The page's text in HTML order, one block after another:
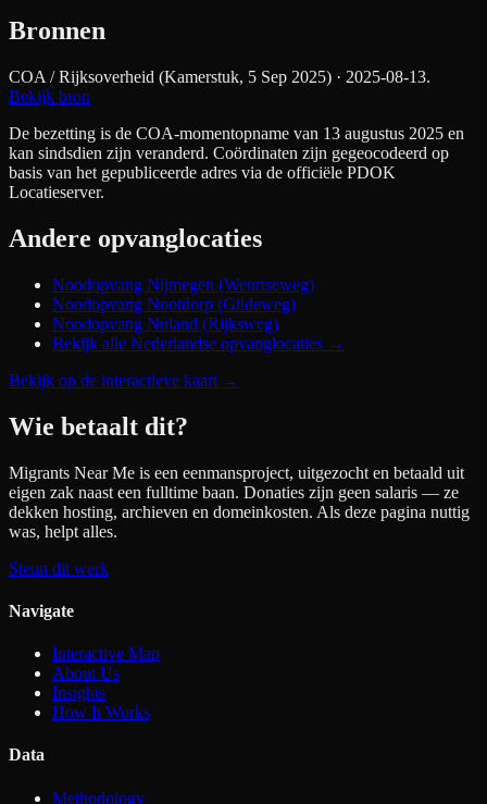
Bronnen
COA / Rijksoverheid (Kamerstuk, 5 Sep 2025) · 2025-08-13.
Bekijk bron
De bezetting is de COA-momentopname van 13 augustus 2025 en
kan sindsdien zijn veranderd. Coördinaten zijn gegeocodeerd op
basis van het gepubliceerde adres via de officiële PDOK
Locatieserver.
Andere opvanglocaties
Noodopvang Nijmegen (Weurtseweg)
Noodopvang Nootdorp (Gildeweg)
Noodopvang Nuland (Rijksweg)
Bekijk alle Nederlandse opvanglocaties →
Bekijk op de interactieve kaart →
Wie betaalt dit?
Migrants Near Me is een eenmansproject, uitgezocht en betaald uit
eigen zak naast een fulltime baan. Donaties zijn geen salaris — ze
dekken hosting, archieven en domeinkosten. Als deze pagina nuttig
was, helpt alles.
Steun dit werk
Navigate
Interactive Map
About Us
Insights
How It Works
Data
Methodology